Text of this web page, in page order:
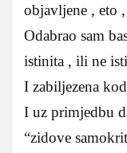
objavljene , eto
Odabrao sam
istinita , ili ne
I zabiljezena
I uz primjedbu
“zidove